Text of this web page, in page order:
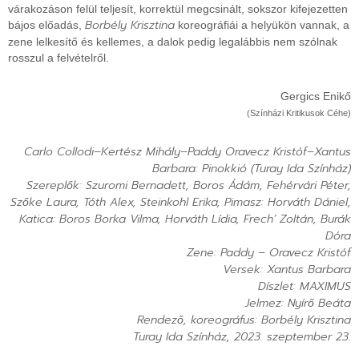
várakozáson felül teljesít, korrektül megcsinált, sokszor kifejezetten
bájos előadás, Borbély Krisztina koreográfiái a helyükön vannak, a
zene lelkesítő és kellemes, a dalok pedig legalábbis nem szólnak
rosszul a felvételről.
Gergics Enikő
(Színházi Kritikusok Céhe)
Carlo Collodi–Kertész Mihály–Paddy Oravecz Kristóf–Xantus
Barbara: Pinokkió (Turay Ida Színház)
Szereplők: Szuromi Bernadett, Boros Ádám, Fehérvári Péter,
Szőke Laura, Tóth Alex, Steinkohl Erika, Pimasz: Horváth Dániel,
Katica: Boros Borka Vilma, Horváth Lídia, Frech’ Zoltán, Burák
Dóra
Zene: Paddy – Oravecz Kristóf
Versek: Xantus Barbara
Díszlet: MAXIMUS
Jelmez: Nyírő Beáta
Rendező, koreográfus: Borbély Krisztina
Turay Ida Színház, 2023. szeptember 23.